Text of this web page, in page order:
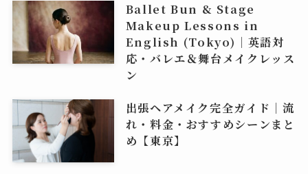
Ballet Bun & Stage
Makeup Lessons in
English (Tokyo)｜英語対
応・バレエ＆舞台メイクレッス
ン
出張ヘアメイク完全ガイド｜流
れ・料金・おすすめシーンまと
め【東京】